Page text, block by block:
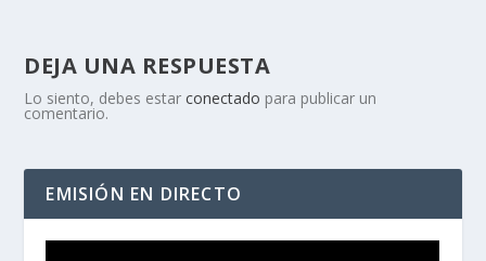
DEJA UNA RESPUESTA
Lo siento, debes estarconectado para publicar un
comentario.
EMISIÓN EN DIRECTO